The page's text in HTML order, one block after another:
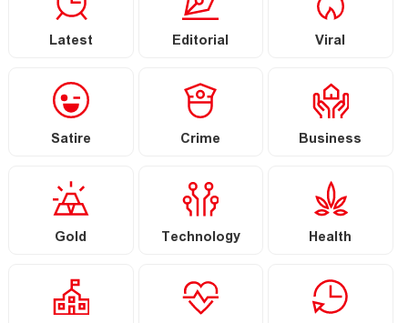
Latest Editorial Viral
Satire Crime Business
Gold Technology Health